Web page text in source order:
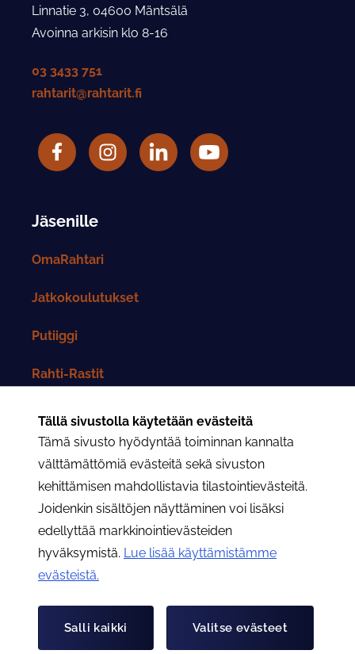
Tällä sivustolla käytetään evästeitä
Tämä sivusto hyödyntää toiminnan kannalta
välttämättömiä evästeitä sekä sivuston
kehittämisen mahdollistavia tilastointievästeitä.
Joidenkin sisältöjen näyttäminen voi lisäksi
edellyttää markkinointievästeiden
hyväksymistä. Lue lisää käyttämistämme
evästeistä.​​​​​​
Salli kaikki Valitse evästeet
Linnatie 3, 04600 Mäntsälä
Avoinna arkisin klo 8-16
03 3433 751
rahtarit@rahtarit.fi
FacebookRahtarit ry Instagram-tili
LinkedIn Rahtarit ry YouTube-tili
Jäsenille
OmaRahtari
Jatkokoulutukset
Putiiggi
Rahti-Rastit
Rahtarit-lehti
Yhteystiedot
Rahtarit ry:n yhteystiedot
Osastojen yhteystiedot
Hae